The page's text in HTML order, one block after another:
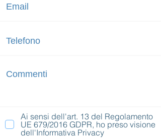
Ai sensi dell'art. 13 del Regolamento
UE 679/2016 GDPR, ho preso visione
dell'Informativa Privacy